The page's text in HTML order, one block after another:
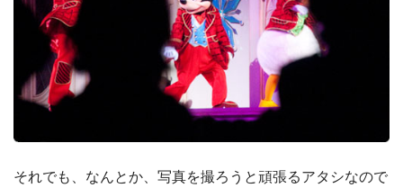
それでも、なんとか、写真を撮ろうと頑張るアタシなので